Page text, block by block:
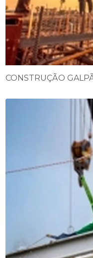
CONSTRUÇÃO